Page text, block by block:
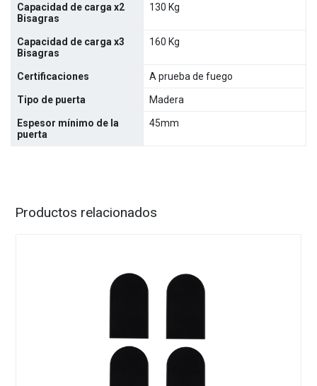
Capacidad de carga x2
Bisagras
130 Kg
Capacidad de carga x3
Bisagras
160 Kg
Certificaciones A prueba de fuego
Tipo de puerta Madera
Espesor mínimo de la
puerta
45mm
Productos relacionados